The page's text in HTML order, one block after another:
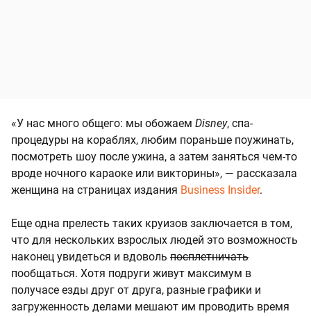
«У нас много общего: мы обожаем Disney, спа-
процедуры на кораблях, любим пораньше поужинать,
посмотреть шоу после ужина, а затем заняться чем-то
вроде ночного караоке или викторины», — рассказала
женщина на страницах издания Business Insider.
Еще одна прелесть таких круизов заключается в том,
что для нескольких взрослых людей это возможность
наконец увидеться и вдоволь посплетничать
пообщаться. Хотя подруги живут максимум в
получасе езды друг от друга, разные графики и
загруженность делами мешают им проводить время